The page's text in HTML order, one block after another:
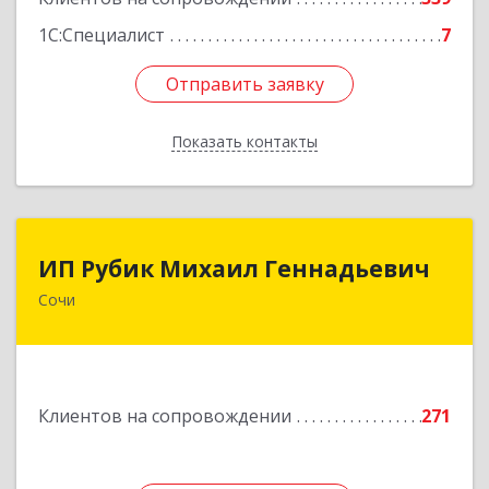
1С:Специалист
7
Отправить заявку
Показать контакты
Отправить заявку
Назад
ИП Рубик Михаил Геннадьевич
Сочи
Клиентов на сопровождении 271
ИП Рубик Михаил Геннадьевич